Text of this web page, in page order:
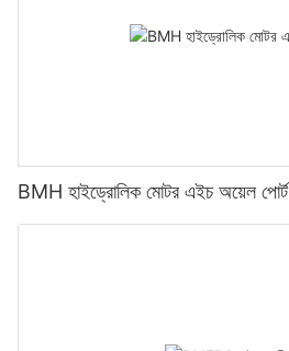
BMH হাইড্রোলিক মোটর এইচ অয়েল পোর্ট